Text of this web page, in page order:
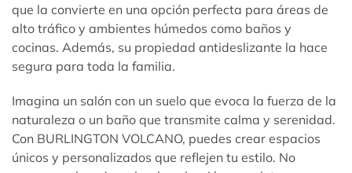
que la convierte en una opción perfecta para áreas de
alto tráfico y ambientes húmedos como baños y
cocinas. Además, su propiedad antideslizante la hace
segura para toda la familia.
Imagina un salón con un suelo que evoca la fuerza de la
naturaleza o un baño que transmite calma y serenidad.
Con BURLINGTON VOLCANO, puedes crear espacios
únicos y personalizados que reflejen tu estilo. No